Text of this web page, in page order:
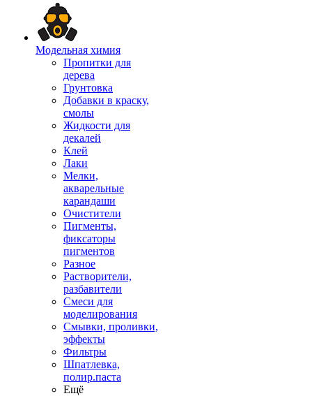
Модельная химия
Пропитки для
дерева
Грунтовка
Добавки в краску,
смолы
Жидкости для
декалей
Клей
Лаки
Мелки,
акварельные
карандаши
Очистители
Пигменты,
фиксаторы
пигментов
Разное
Растворители,
разбавители
Смеси для
моделирования
Смывки, проливки,
эффекты
Фильтры
Шпатлевка,
полир.паста
Ещё